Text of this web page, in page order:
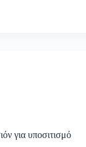
για υποσιτισμό